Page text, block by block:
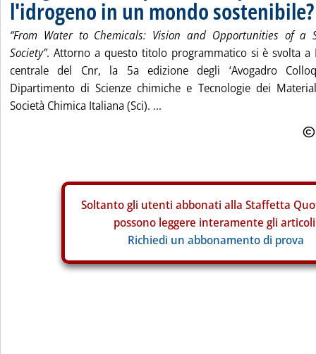
l'idrogeno in un mondo sostenibile?
“From Water to Chemicals: Vision and Opportunities of a
Society”. Attorno a questo titolo programmatico si è svolta a
centrale del Cnr, la 5a edizione degli ‘Avogadro
Dipartimento di Scienze chimiche e Tecnologie dei
Società Chimica Italiana (Sci). ...
Soltanto gli utenti abbonati alla Staffetta
possono leggere interamente gli
Richiedi un abbonamento di prova